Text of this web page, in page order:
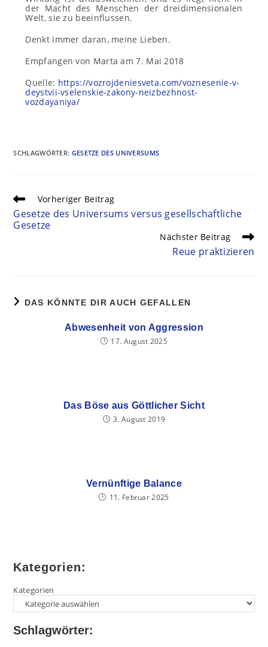
der Macht des Menschen der dreidimensionalen
Welt, sie zu beeinflussen.
Denkt immer daran, meine Lieben.
Empfangen von Marta am 7. Mai 2018
Quelle: https://vozrojdeniesveta.com/voznesenie-v-
deystvii-vselenskie-zakony-neizbezhnost-
vozdayaniya/
SCHLAGWÖRTER: GESETZE DES UNIVERSUMS
Vorheriger Beitrag
Gesetze des Universums versus gesellschaftliche
Gesetze
Nächster Beitrag
Reue praktizieren
DAS KÖNNTE DIR AUCH GEFALLEN
Abwesenheit von Aggression
17. August 2025
Das Böse aus Göttlicher Sicht
3. August 2019
Vernünftige Balance
11. Februar 2025
Kategorien:
Kategorien
Schlagwörter: